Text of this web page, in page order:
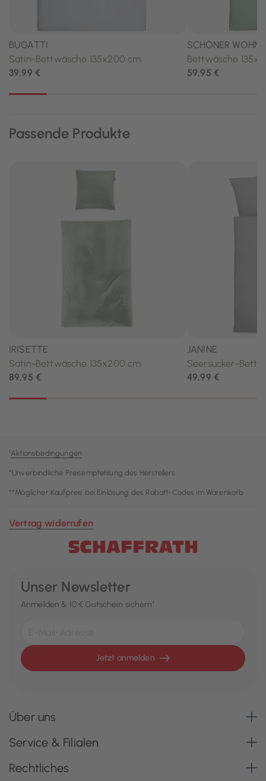
¹Aktionsbedingungen
*Unverbindliche Preisempfehlung des Herstellers
**Möglicher Kaufpreis bei Einlösung des Rabatt-Codes im Warenkorb
Vertrag widerrufen
Unser Newsletter
Anmelden & 10 € Gutschein sichern¹
Jetzt anmelden
Über uns
Service & Filialen
Rechtliches